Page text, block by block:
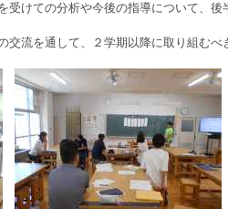
受けての分析や今後の指導について、
交流を通して、２学期以降に取り組むべ